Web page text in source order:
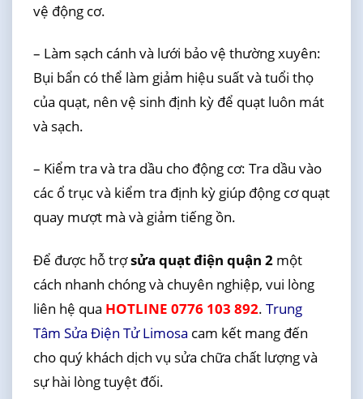
vệ động cơ.
– Làm sạch cánh và lưới bảo vệ thường xuyên:
Bụi bẩn có thể làm giảm hiệu suất và tuổi thọ
của quạt, nên vệ sinh định kỳ để quạt luôn mát
và sạch.
– Kiểm tra và tra dầu cho động cơ: Tra dầu vào
các ổ trục và kiểm tra định kỳ giúp động cơ quạt
quay mượt mà và giảm tiếng ồn.
Để được hỗ trợsửa quạt điện quận 2một
cách nhanh chóng và chuyên nghiệp, vui lòng
liên hệ qua HOTLINE 0776 103 892. Trung
Tâm Sửa Điện Tử Limosa cam kết mang đến
cho quý khách dịch vụ sửa chữa chất lượng và
sự hài lòng tuyệt đối.